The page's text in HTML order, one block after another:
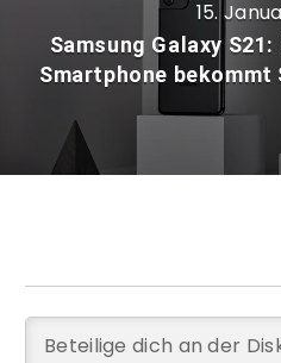
15.
Samsung Galaxy
Smartphone